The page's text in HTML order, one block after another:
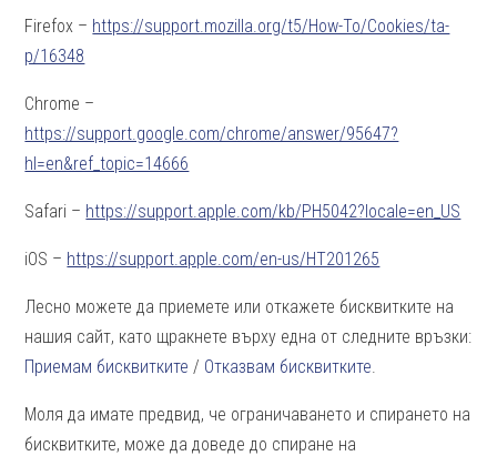
Firefox – https://support.mozilla.org/t5/How-To/Cookies/ta-
p/16348
Chrome –
https://support.google.com/chrome/answer/95647?
hl=en&ref_topic=14666
Safari – https://support.apple.com/kb/PH5042?locale=en_US
iOS – https://support.apple.com/en-us/HT201265
Лесно можете да приемете или откажете бисквитките на
нашия сайт, като щракнете върху една от следните връзки:
Приемам бисквитките / Отказвам бисквитките.
Моля да имате предвид, че ограничаването и спирането на
бисквитките, може да доведе до спиране на